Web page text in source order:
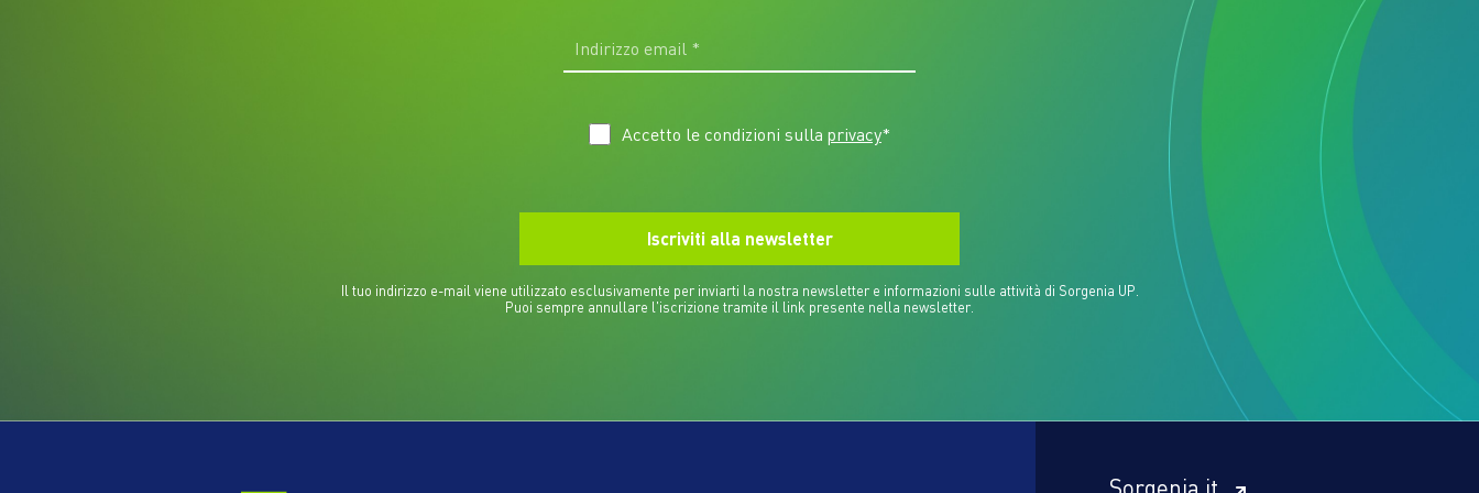
Accetto le condizioni sulla privacy*
Il tuo indirizzo e-mail viene utilizzato esclusivamente per inviarti la nostra newsletter e informazioni sulle attività di Sorgenia UP.
Puoi sempre annullare l'iscrizione tramite il link presente nella newsletter.
Sorgenia.it